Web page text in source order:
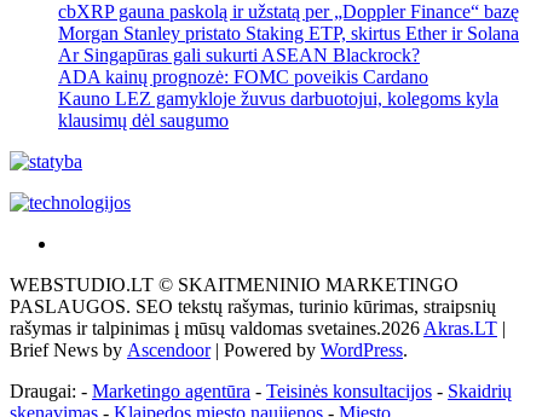
cbXRP gauna paskolą ir užstatą per „Doppler Finance“ bazę
Morgan Stanley pristato Staking ETP, skirtus Ether ir Solana
Ar Singapūras gali sukurti ASEAN Blackrock?
ADA kainų prognozė: FOMC poveikis Cardano
Kauno LEZ gamykloje žuvus darbuotojui, kolegoms kyla
klausimų dėl saugumo
tai
žemės
ploto
matavimo
Pagrindinis
WEBSTUDIO.LT © SKAITMENINIO MARKETINGO
PASLAUGOS. SEO tekstų rašymas, turinio kūrimas, straipsnių
rašymas ir talpinimas į mūsų valdomas svetaines.2026 Akras.LT |
Brief News by Ascendoor| Powered by WordPress.
Draugai: - Marketingo agentūra - Teisinės konsultacijos - Skaidrių